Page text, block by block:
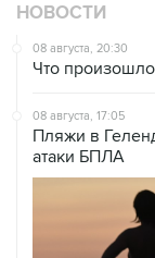
НОВОСТИ
08 августа, 20:30
Что произошло
08 августа, 17:05
Пляжи в
атаки БПЛА